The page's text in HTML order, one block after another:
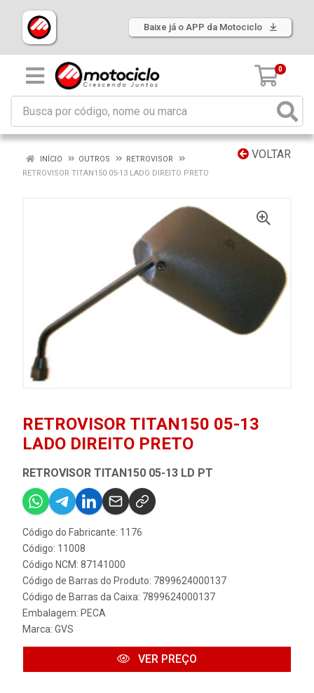
Baixe já o APP da Motociclo
0
VOLTAR
INÍCIO OUTROS
RETROVISOR
RETROVISOR TITAN150 05-13 LADO DIREITO PRETO
RETROVISOR TITAN150 05-13
LADO DIREITO PRETO
RETROVISOR TITAN150 05-13 LD PT
Código do Fabricante: 1176
Código: 11008
Código NCM: 87141000
Código de Barras do Produto: 7899624000137
Código de Barras da Caixa: 7899624000137
Embalagem: PECA
Marca: GVS
VER PREÇO